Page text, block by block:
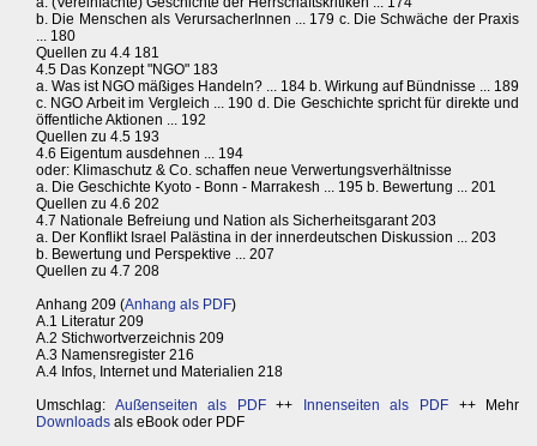
b. Die Menschen als VerursacherInnen ... 179 c. Die Schwäche der Praxis
... 180
Quellen zu 4.4 181
4.5 Das Konzept "NGO" 183
a. Was ist NGO mäßiges Handeln? ... 184 b. Wirkung auf Bündnisse ... 189
c. NGO Arbeit im Vergleich ... 190 d. Die Geschichte spricht für direkte und
öffentliche Aktionen ... 192
Quellen zu 4.5 193
4.6 Eigentum ausdehnen ... 194
oder: Klimaschutz & Co. schaffen neue Verwertungsverhältnisse
a. Die Geschichte Kyoto - Bonn - Marrakesh ... 195 b. Bewertung ... 201
Quellen zu 4.6 202
4.7 Nationale Befreiung und Nation als Sicherheitsgarant 203
a. Der Konflikt Israel Palästina in der innerdeutschen Diskussion ... 203
b. Bewertung und Perspektive ... 207
Quellen zu 4.7 208
Anhang 209 (Anhang als PDF)
A.1 Literatur 209
A.2 Stichwortverzeichnis 209
A.3 Namensregister 216
A.4 Infos, Internet und Materialien 218
Umschlag: Außenseiten als PDF++ Innenseiten als PDF ++ Mehr
Downloads als eBook oder PDF